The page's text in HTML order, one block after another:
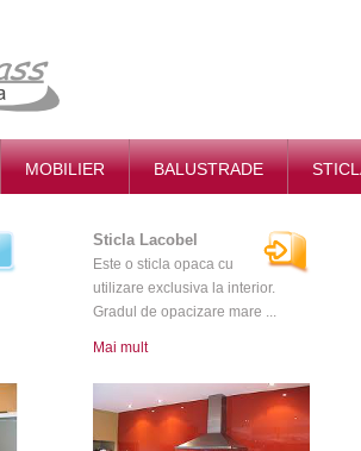
MOBILIER BALUSTRADE
Sticla Lacobel
Este o sticla opaca cu
utilizare exclusiva la interior.
Gradul de opacizare mare ...
Mai mult